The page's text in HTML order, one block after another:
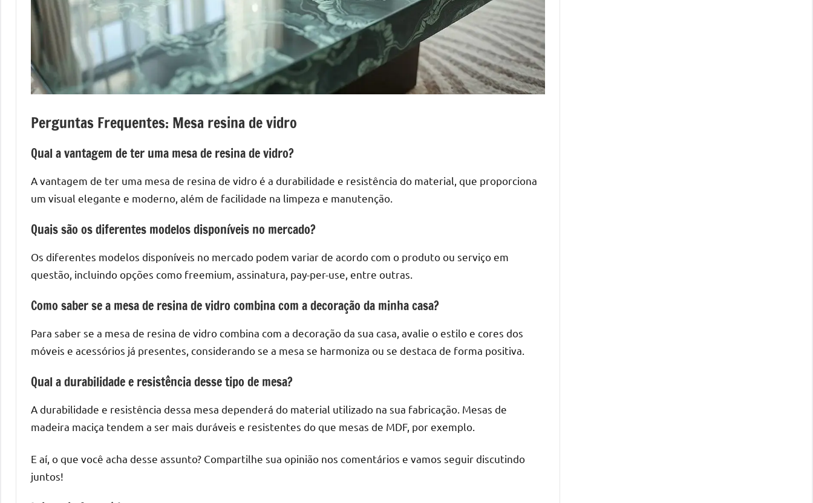
tampinhas
resinadas.
Perguntas Frequentes: Mesa resina de vidro
Qual a vantagem de ter uma mesa de resina de vidro?
A vantagem de ter uma mesa de resina de vidro é a durabilidade e resistência do material, que proporciona
um visual elegante e moderno, além de facilidade na limpeza e manutenção.
Quais são os diferentes modelos disponíveis no mercado?
Os diferentes modelos disponíveis no mercado podem variar de acordo com o produto ou serviço em
questão, incluindo opções como freemium, assinatura, pay-per-use, entre outras.
Como saber se a mesa de resina de vidro combina com a decoração da minha casa?
Para saber se a mesa de resina de vidro combina com a decoração da sua casa, avalie o estilo e cores dos
móveis e acessórios já presentes, considerando se a mesa se harmoniza ou se destaca de forma positiva.
Qual a durabilidade e resistência desse tipo de mesa?
A durabilidade e resistência dessa mesa dependerá do material utilizado na sua fabricação. Mesas de
madeira maciça tendem a ser mais duráveis e resistentes do que mesas de MDF, por exemplo.
E aí, o que você acha desse assunto? Compartilhe sua opinião nos comentários e vamos seguir discutindo
juntos!